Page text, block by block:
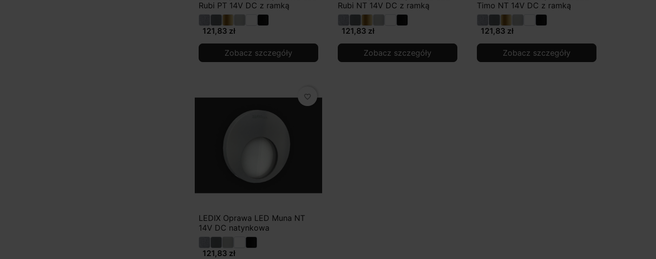
Rubi PT 14V DC z ramką
121,83 zł
Zobacz szczegóły
Rubi NT 14V DC z ramką
121,83 zł
Zobacz szczegóły
Timo NT 14V DC z ramką
121,83 zł
Zobacz szczegóły
favorite_border
LEDIX Oprawa LED Muna NT
14V DC natynkowa
121,83 zł